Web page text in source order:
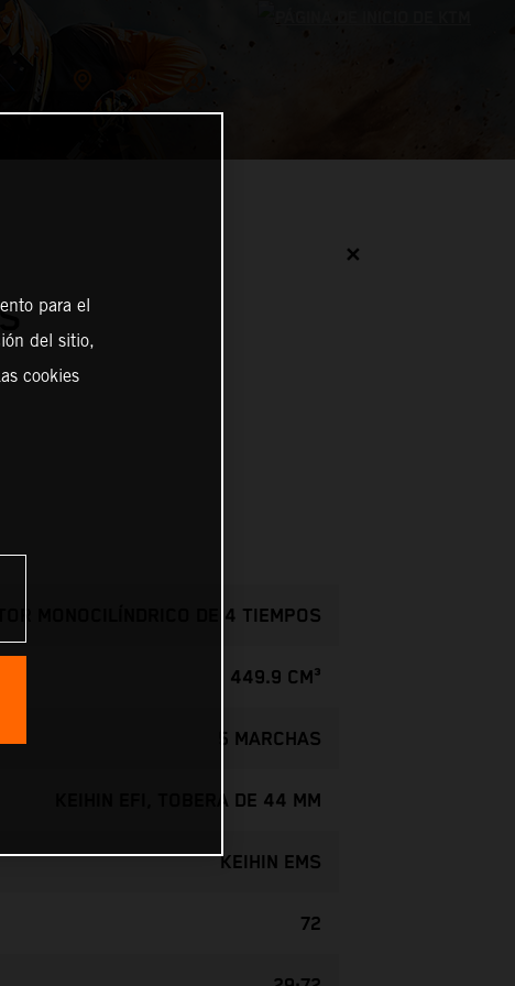
✕
MONOCILÍNDRICO DE 4 TIEMPOS
449.9 CM³
5 MARCHAS
KEIHIN EFI, TOBERA DE 44 MM
KEIHIN EMS
72
para el
del sitio,
cookies